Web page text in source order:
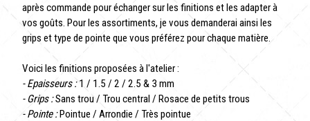
après commande pour échanger sur les finitions et les adapter à
vos goûts. Pour les assortiments, je vous demanderai ainsi les
grips et type de pointe que vous préférez pour chaque matière.
Voici les finitions proposées à l'atelier :
- Epaisseurs :1 / 1.5 / 2 / 2.5 & 3 mm
- Grips :Sans trou / Trou central / Rosace de petits trous
- Pointe :Pointue / Arrondie / Très pointue